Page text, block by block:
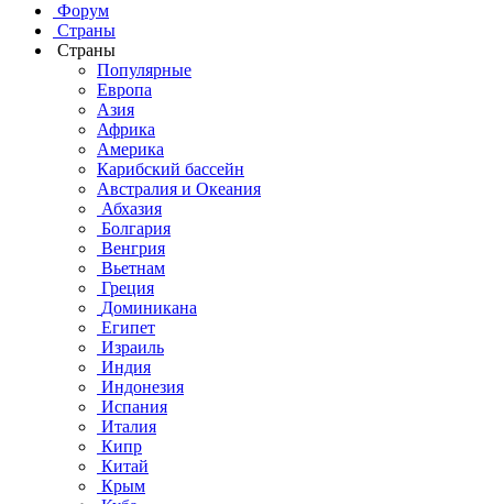
Форум
Страны
Страны
Популярные
Европа
Азия
Африка
Америка
Карибский бассейн
Австралия и Океания
Абхазия
Болгария
Венгрия
Вьетнам
Греция
Доминикана
Египет
Израиль
Индия
Индонезия
Испания
Италия
Кипр
Китай
Крым